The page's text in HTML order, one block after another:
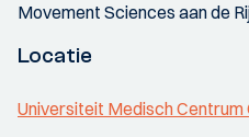
Movement Sciences aan de
Locatie
Universiteit Medisch Centrum